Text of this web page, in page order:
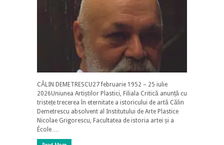
CĂLIN DEMETRESCU27 februarie 1952 – 25 iulie
2026Uniunea Artiștilor Plastici, Filiala Critică anunță cu
tristețe trecerea în eternitate a istoricului de artă Călin
Demetrescu absolvent al Institutului de Arte Plastice
Nicolae Grigorescu, Facultatea de istoria artei și a
École …